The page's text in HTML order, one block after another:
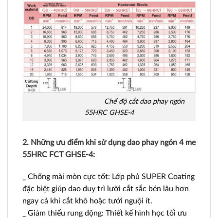
Chế độ cắt dao phay ngón
55HRC GHSE-4
2. Những ưu điểm khi sử dụng dao phay ngón 4 me
55HRC FCT GHSE-4:
_ Chống mài mòn cực tốt: Lớp phủ SUPER Coating
đặc biệt giúp dao duy trì lưỡi cắt sắc bén lâu hơn
ngay cả khi cắt khô hoặc tưới nguội ít.
_ Giảm thiểu rung động: Thiết kế hình học tối ưu